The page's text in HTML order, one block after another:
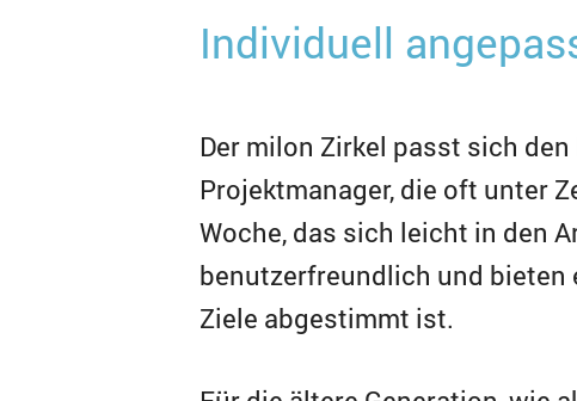
Individuell
Der milon Zirkel passt sich
Projektmanager, die oft unter
Woche, das sich leicht in den
benutzerfreundlich und bieten
Ziele abgestimmt ist.